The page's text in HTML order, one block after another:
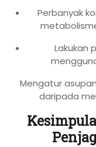
Perbanyak
Lakukan
Mengatur
daripada